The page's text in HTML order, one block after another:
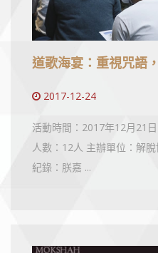
道歌海宴：重視咒語
2017-12-24
活動時間：2017年12月21
人數：12人 主辦單位：解
紀錄：朕嘉 ...